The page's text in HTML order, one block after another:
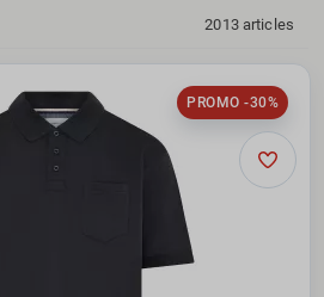
2013 articles
PROMO -30%